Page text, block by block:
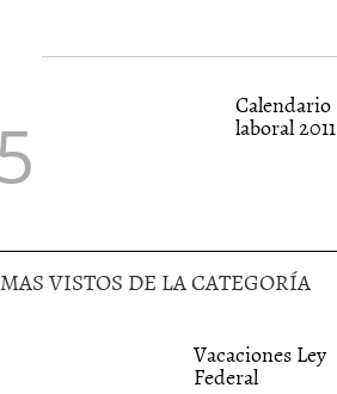
Calendario
laboral 2011
MAS VISTOS DE LA CATEGORÍA
Vacaciones Ley
Federal